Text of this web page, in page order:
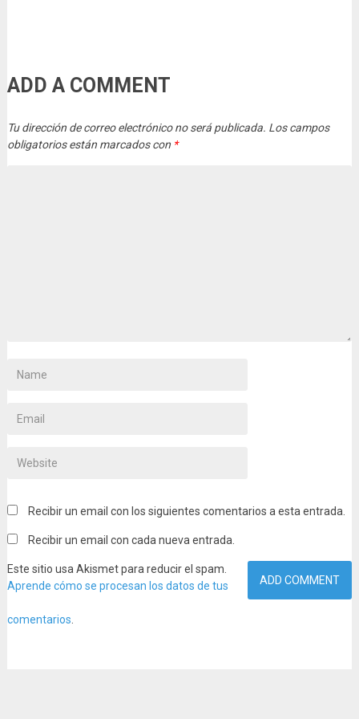
ADD A COMMENT
Tu dirección de correo electrónico no será publicada. Los campos
obligatorios están marcados con *
Recibir un email con los siguientes comentarios a esta entrada.
Recibir un email con cada nueva entrada.
Este sitio usa Akismet para reducir el spam.
Aprende cómo se procesan los datos de tus
comentarios